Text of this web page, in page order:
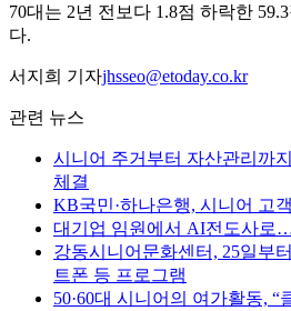
70대는 2년 전보다 1.8점 하락한
다.
서지희 기자jhsseo@etoday.co.kr
관련 뉴스
시니어 주거부터 자산관리까
체결
KB국민·하나은행, 시니어 고
대기업 임원에서 AI전도사로…
강동시니어문화센터, 25일부
트폰 등 프로그램
50·60대 시니어의 여가활동, “